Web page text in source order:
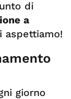
di
a
aspettiamo!
giorno